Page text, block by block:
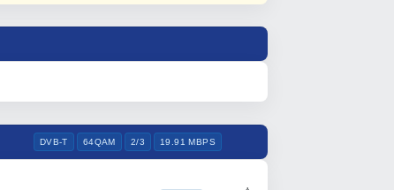
DVB-T 64QAM 2/3 19.91 MBPS